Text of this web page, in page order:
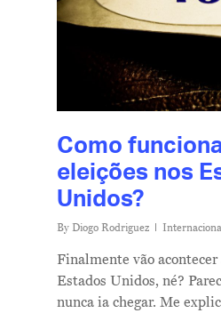
Como
eleições nos
Unidos?
By Diogo Rodriguez
Finalmente vão acontecer
Estados Unidos, né?
nunca ia chegar. Me